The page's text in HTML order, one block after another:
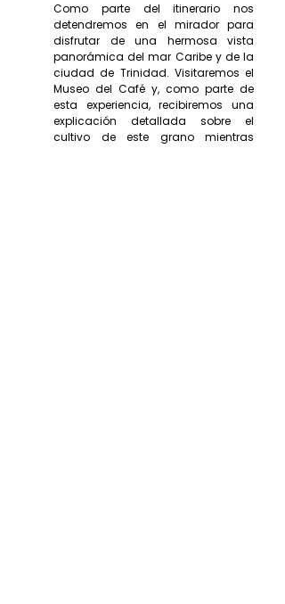
Como parte del itinerario nos
detendremos en el mirador para
disfrutar de una hermosa vista
panorámica del mar Caribe y de la
ciudad de Trinidad. Visitaremos el
Museo del Café y, como parte de
esta experiencia, recibiremos una
explicación detallada sobre el
cultivo de este grano mientras